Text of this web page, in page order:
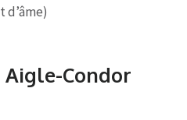
Aigle-Condor